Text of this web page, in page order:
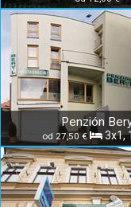
Penzión
od 27,50 € 3x1,